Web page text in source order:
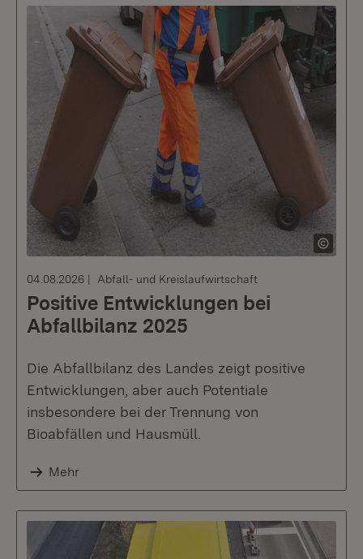
04.08.2026 Abfall- und Kreislaufwirtschaft
Positive Entwicklungen bei
Abfallbilanz 2025
Die Abfallbilanz des Landes zeigt positive
Entwicklungen, aber auch Potentiale
insbesondere bei der Trennung von
Bioabfällen und Hausmüll.
Mehr